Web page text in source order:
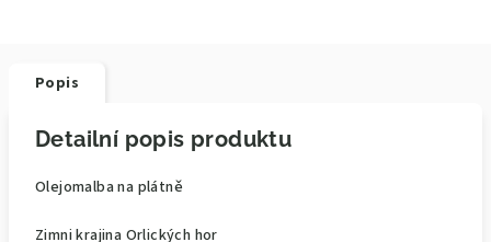
Popis
Detailní popis produktu
Olejomalba na plátně
Zimni krajina Orlických hor